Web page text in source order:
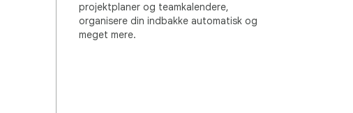
projektplaner og teamkalendere,
organisere din indbakke automatisk og
meget mere.